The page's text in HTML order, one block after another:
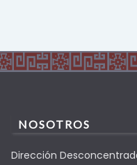
NOSOTROS
Dirección